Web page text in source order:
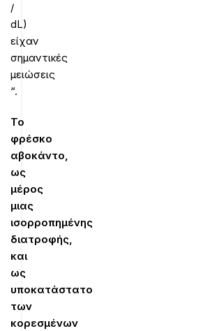
/
dL)
είχαν
σημαντικές
μειώσεις
“.
Το
φρέσκο
αβοκάντο,
ως
μέρος
μιας
ισορροπημένης
διατροφής,
και
ως
υποκατάστατο
των
κορεσμένων